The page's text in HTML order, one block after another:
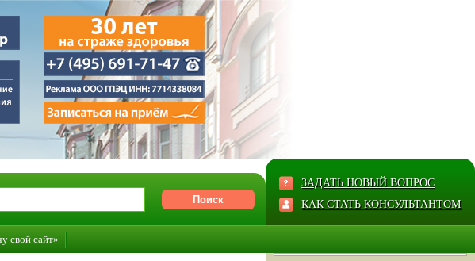
ЗАДАТЬ НОВЫЙ ВОПРОС
КАК СТАТЬ КОНСУЛЬТАНТОМ
свой сайт»